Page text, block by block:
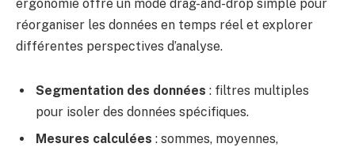
ergonomie offre un mode drag-and-drop simple pour
réorganiser les données en temps réel et explorer
différentes perspectives d’analyse.
Segmentation des données : filtres multiples
pour isoler des données spécifiques.
Mesures calculées : sommes, moyennes,